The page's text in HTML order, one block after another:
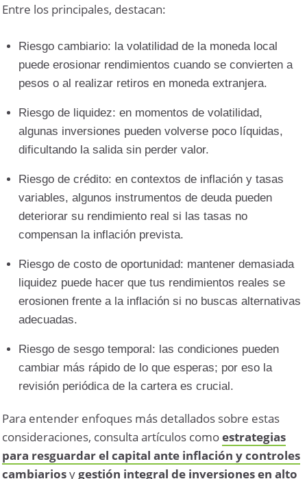
Entre los principales, destacan:
Riesgo cambiario: la volatilidad de la moneda local
puede erosionar rendimientos cuando se convierten a
pesos o al realizar retiros en moneda extranjera.
Riesgo de liquidez: en momentos de volatilidad,
algunas inversiones pueden volverse poco líquidas,
dificultando la salida sin perder valor.
Riesgo de crédito: en contextos de inflación y tasas
variables, algunos instrumentos de deuda pueden
deteriorar su rendimiento real si las tasas no
compensan la inflación prevista.
Riesgo de costo de oportunidad: mantener demasiada
liquidez puede hacer que tus rendimientos reales se
erosionen frente a la inflación si no buscas alternativas
adecuadas.
Riesgo de sesgo temporal: las condiciones pueden
cambiar más rápido de lo que esperas; por eso la
revisión periódica de la cartera es crucial.
Para entender enfoques más detallados sobre estas
consideraciones, consulta artículos comoestrategias
para resguardar el capital ante inflación y controles
cambiariosygestión integral de inversiones en alto